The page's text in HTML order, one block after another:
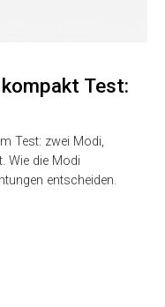
Test:
Test: zwei Modi,
Wie die Modi
entscheiden.